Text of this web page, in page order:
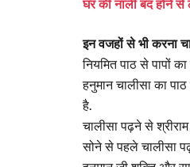
घर की नाली बंद होने से
इन वजहों से भी करना
नियमित पाठ से पापों
हनुमान चालीसा का
है.
चालीसा पढ़ने से
सोने से पहले चालीसा